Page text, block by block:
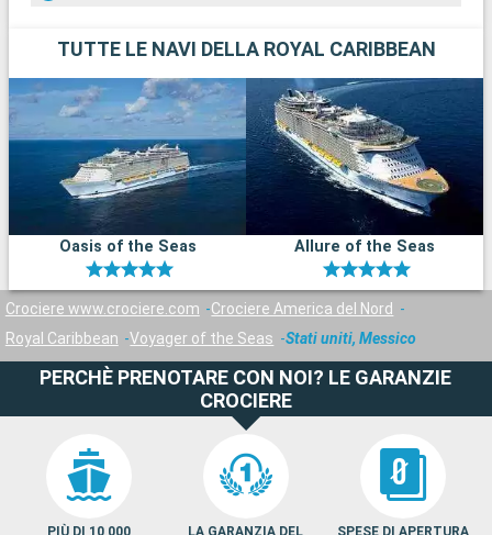
TUTTE LE NAVI DELLA ROYAL CARIBBEAN
Oasis of the Seas Allure of the Seas
Crociere www.crociere.com
Crociere America del Nord
Royal Caribbean
Voyager of the Seas Stati uniti, Messico
PERCHÈ PRENOTARE CON NOI? LE GARANZIE
CROCIERE
PIÙ DI 10 000 LA GARANZIA DEL
SPESE DI APERTURA